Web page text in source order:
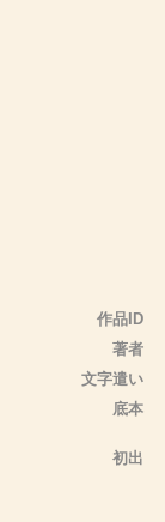
作品ID
著者
文字遣い
底本
初出